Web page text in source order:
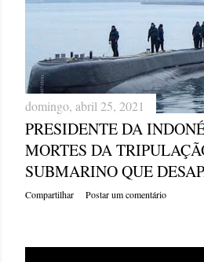
domingo, abril 25, 2021
PRESIDENTE DA
MORTES DA
SUBMARINO QUE
Compartilhar Postar um comentário